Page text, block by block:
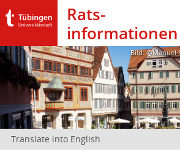
Rats­
informationen
Bild: @Manuel
Translate into English